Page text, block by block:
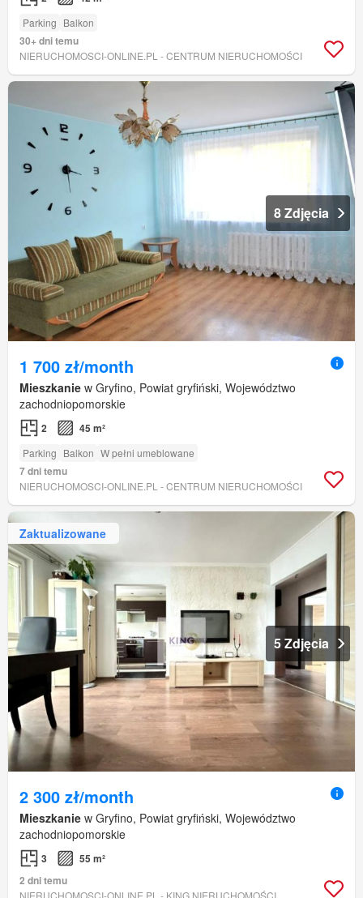
Parking Balkon
30+ dni temu
NIERUCHOMOSCI-ONLINE.PL - CENTRUM NIERUCHOMOŚCI
8 Zdjęcia
1 700 zł/month
Mieszkanie w Gryfino, Powiat gryfiński, Województwo
zachodniopomorskie
2 45 m²
Parking Balkon W pełni umeblowane
7 dni temu
NIERUCHOMOSCI-ONLINE.PL - CENTRUM NIERUCHOMOŚCI
Zaktualizowane
5 Zdjęcia
2 300 zł/month
Mieszkanie w Gryfino, Powiat gryfiński, Województwo
zachodniopomorskie
3
55 m²
2 dni temu
NIERUCHOMOSCI-ONLINE.PL - KING NIERUCHOMOŚCI